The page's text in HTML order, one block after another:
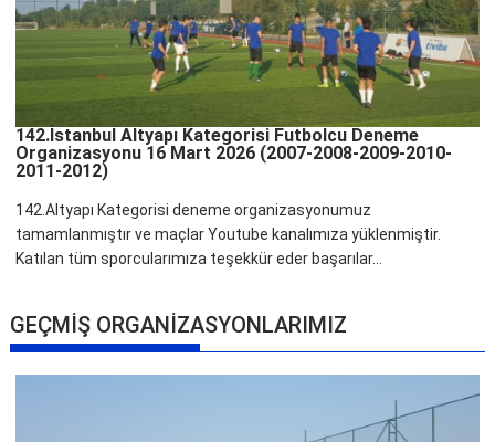
142.İstanbul Altyapı Kategorisi Futbolcu Deneme
Organizasyonu 16 Mart 2026 (2007-2008-2009-2010-
2011-2012)
142.Altyapı Kategorisi deneme organizasyonumuz
tamamlanmıştır ve maçlar Youtube kanalımıza yüklenmiştir.
Katılan tüm sporcularımıza teşekkür eder başarılar...
GEÇMİŞ ORGANİZASYONLARIMIZ